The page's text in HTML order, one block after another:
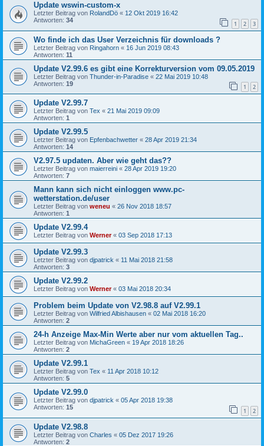
Update wswin-custom-x
Letzter Beitrag von RolandDö « 12 Okt 2019 16:42
Antworten: 34 1 2 3
Wo finde ich das User Verzeichnis für downloads ?
Letzter Beitrag von Ringahorn « 16 Jun 2019 08:43
Antworten: 11
Update V2.99.6 es gibt eine Korrekturversion vom 09.05.2019
Letzter Beitrag von Thunder-in-Paradise « 22 Mai 2019 10:48
Antworten: 19 1 2
Update V2.99.7
Letzter Beitrag von Tex « 21 Mai 2019 09:09
Antworten: 1
Update V2.99.5
Letzter Beitrag von Epfenbachwetter « 28 Apr 2019 21:34
Antworten: 14
V2.97.5 updaten. Aber wie geht das??
Letzter Beitrag von maierreini « 28 Apr 2019 19:20
Antworten: 7
Mann kann sich nicht einloggen www.pc-
wetterstation.de/user
Letzter Beitrag von weneu « 26 Nov 2018 18:57
Antworten: 1
Update V2.99.4
Letzter Beitrag von Werner« 03 Sep 2018 17:13
Update V2.99.3
Letzter Beitrag von djpatrick « 11 Mai 2018 21:58
Antworten: 3
Update V2.99.2
Letzter Beitrag von Werner« 03 Mai 2018 20:34
Problem beim Update von V2.98.8 auf V2.99.1
Letzter Beitrag von Wilfried Albishausen « 02 Mai 2018 16:20
Antworten: 2
24-h Anzeige Max-Min Werte aber nur vom aktuellen Tag..
Letzter Beitrag von MichaGreen « 19 Apr 2018 18:26
Antworten: 2
Update V2.99.1
Letzter Beitrag von Tex « 11 Apr 2018 10:12
Antworten: 5
Update V2.99.0
Letzter Beitrag von djpatrick « 05 Apr 2018 19:38
Antworten: 15 1 2
Update V2.98.8
Letzter Beitrag von Charles « 05 Dez 2017 19:26
Antworten: 2